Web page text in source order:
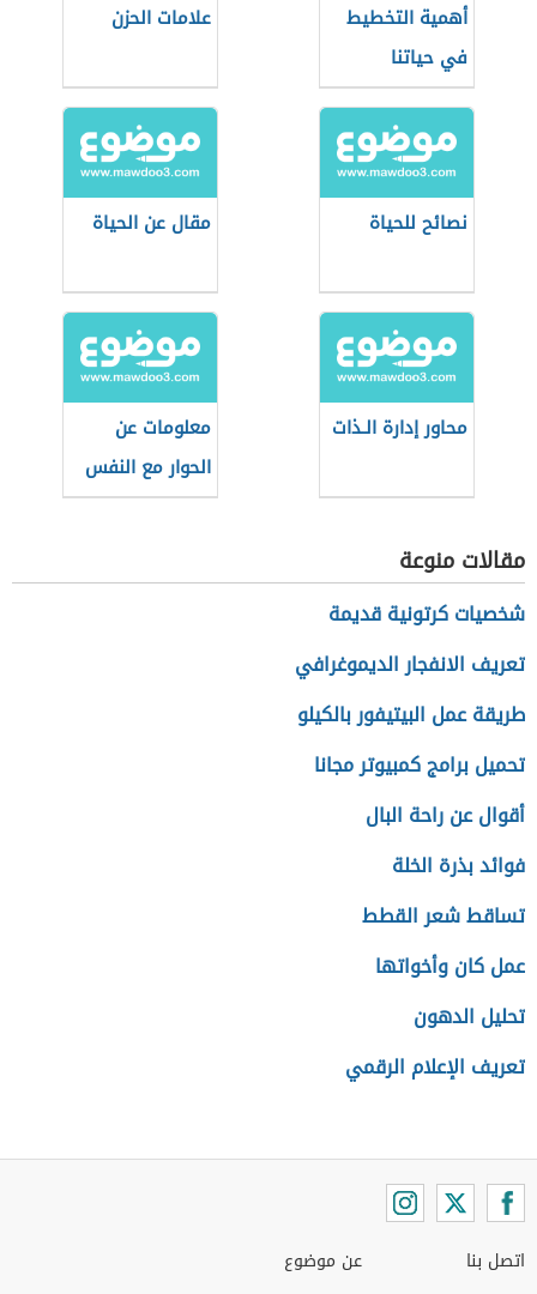
أهمية التخطيط
في حياتنا
علامات الحزن
نصائح للحياة مقال عن الحياة
محاور إدارة الـذات
معلومات عن
الحوار مع النفس
مقالات منوعة
شخصيات كرتونية قديمة
تعريف الانفجار الديموغرافي
طريقة عمل البيتيفور بالكيلو
تحميل برامج كمبيوتر مجانا
أقوال عن راحة البال
فوائد بذرة الخلة
تساقط شعر القطط
عمل كان وأخواتها
تحليل الدهون
تعريف الإعلام الرقمي
اتصل بنا عن موضوع